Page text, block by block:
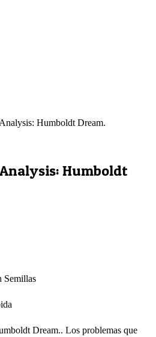
Humboldt Dream.
Humboldt
Semillas
Dream.. Los problemas que